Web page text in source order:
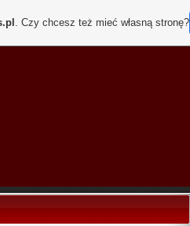
. Czy chcesz też mieć własną stronę?